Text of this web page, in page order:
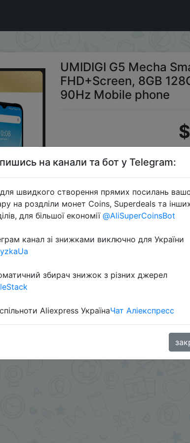
8GB 128GB, 50MP
UMIDIGI G5 Mecha
FHD+Screen, 8GB
90Hz Mobile phone
Coins) + промокод распродажи AEUA10
на канали та бот у Telegram:
швидкого створення прямих посилань
на роздліли монет Coins, Superdeals та
для більшої економії @AliSuperCoinsBot
канал зі знижками виключно для України
збирач знижок з різних джерел
Aliexpress УкраїнаЧат Аліекспресс